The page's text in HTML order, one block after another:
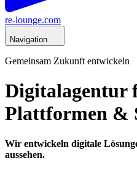
re-lounge.com
Navigation
Gemeinsam Zukunft entwickeln
Digitalagentur
Plattformen &
Wir entwickeln digitale
aussehen.